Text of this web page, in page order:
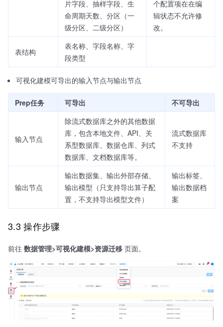
片字段、抽样字段、生
命周期天数、分区（一
级分区、二级分区）
个配置项在在编
辑状态不允许修
改。
表结构
表名称、字段名称、字
段类型
可视化建模可导出的输入节点与输出节点
Prep任务 可导出 不可导出
输入节点
除流式数据库之外的其他数据
库，包含本地文件、API、关
系型数据库、数据仓库、列式
数据库、文档数据库等。
流式数据库
不支持
输出节点
输出数据集、输出外部存储、
输出模型（只支持导出算子配
置，不支持导出模型文件）
输出标签、
输出数据档
案
3.3 操作步骤
前往 数据管理>可视化建模>资源迁移 页面。